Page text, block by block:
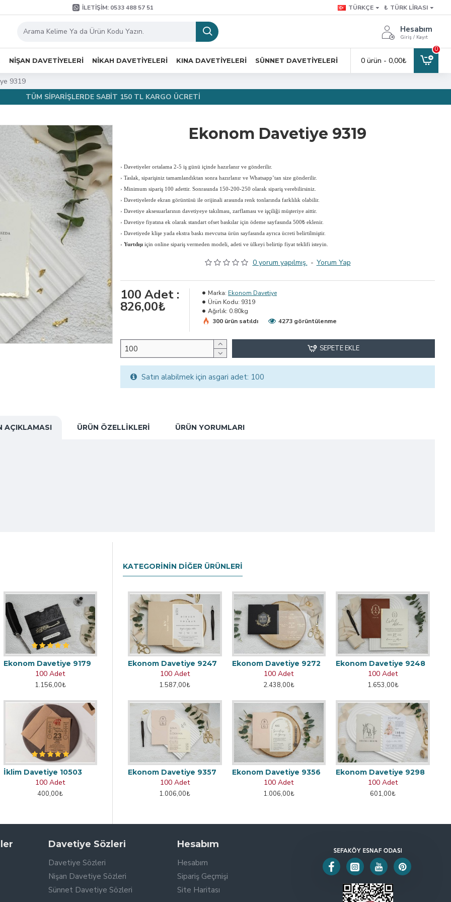
İLETIŞIM: 0533 488 57 51 TÜRKÇE ₺ TÜRK LIRASI
Hesabım
Giriş / Kayıt
NIŞAN DAVETIYELERI NIKAH DAVETIYELERI KINA DAVETIYELERI SÜNNET DAVETIYELERI 0 ürün - 0,00₺
0
9319
TÜM SİPARİŞLERDE SABİT 150 TL KARGO ÜCRETİ
Ekonom Davetiye 9319
› Davetiyeler ortalama 2-5 iş günü içinde hazırlanır ve gönderilir.
› Taslak, siparişiniz tamamlandıktan sonra hazırlanır ve Whatsapp’tan size gönderilir.
› Minimum sipariş 100 adettir. Sonrasında 150-200-250 olarak sipariş verebilirsiniz.
› Davetiyelerde ekran görüntüsü ile orijinali arasında renk tonlarında farklılık olabilir.
› Davetiye aksesuarlarının davetiyeye takılması, zarflaması ve işçiliği müşteriye aittir.
› Davetiye fiyatına ek olarak standart ofset baskılar için ödeme sayfasında 500₺ eklenir.
› Davetiyede klişe yada ekstra baskı mevcutsa ürün sayfasında ayrıca ücreti belirtilmiştir.
› Yurtdışı için online sipariş vermeden modeli, adeti ve ülkeyi belirtip fiyat teklifi isteyin.
0 yorum yapılmış. - Yorum Yap
100 Adet :
826,00₺
Marka: Ekonom Davetiye
Ürün Kodu: 9319
Ağırlık: 0.80kg
300 ürün satıldı
4273 görüntülenme
SEPETE EKLE
Satın alabilmek için asgari adet: 100
AÇIKLAMASI ÜRÜN ÖZELLIKLERI ÜRÜN YORUMLARI
Ekonom Davetiye 9179
100 Adet
1.156,00₺
İklim Davetiye 10503
100 Adet
400,00₺
KATEGORININ DIĞER ÜRÜNLERI
Ekonom Davetiye 9247
100 Adet
1.587,00₺
Ekonom Davetiye 9272
100 Adet
2.438,00₺
Ekonom Davetiye 9248
100 Adet
1.653,00₺
Ekonom Davetiye 9357
100 Adet
1.006,00₺
Ekonom Davetiye 9356
100 Adet
1.006,00₺
Ekonom Davetiye 9298
100 Adet
601,00₺
Davetiye Sözleri
Davetiye Sözleri
Nişan Davetiye Sözleri
Sünnet Davetiye Sözleri
Hesabım
Hesabım
Sipariş Geçmişi
Site Haritası